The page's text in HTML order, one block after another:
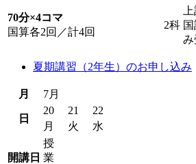
70分×4コマ
国算各2回／計4回
2科
み
夏期講習（2年生）のお申し込み
月 7月
日
20 21
22
月
火 水
開講日
授
業